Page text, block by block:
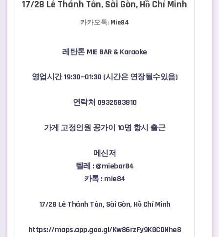
17/28 Lê Thánh Tôn, Sài Gòn, Hồ Chí Minh
카카오톡: Mie84
레탄톤 MIE BAR & Karaoke
영업시간 19:30~01:30 (시간은 연장될수있음)
연락처 0932583810
가게 고정인원 꽁가이 10명 항시 출근
메신저
텔레 : @miebar84
카톡 : mie84
17/28 Lê Thánh Tôn, Sài Gòn, Hồ Chí Minh
https://maps.app.goo.gl/Kw86rzFy9KGCDNhe8